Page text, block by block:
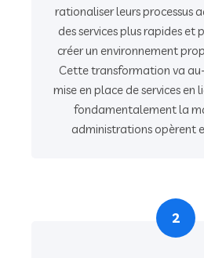
rationaliser leurs processus
des services plus rapides et
créer un environnement
Cette transformation va
mise en place de services en
fondamentalement la
administrations opèrent
2